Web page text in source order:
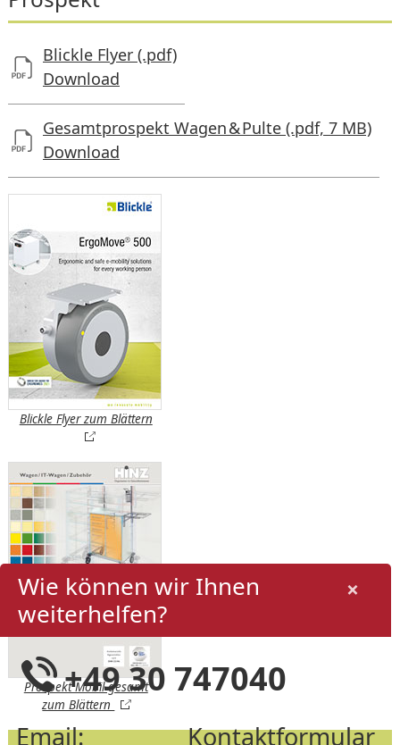
Wie können wir Ihnen
weiterhelfen?
+49 30 747040
Email:
Kontaktformular
×
Blickle Flyer (.pdf)
Download
Gesamtprospekt Wagen & Pulte (.pdf, 7 MB)
Download
Blickle Flyer zum Blättern
öffnet in neuem Tab
Prospekt Mobil gesamt
zum Blättern
öffnet in neuem Tab